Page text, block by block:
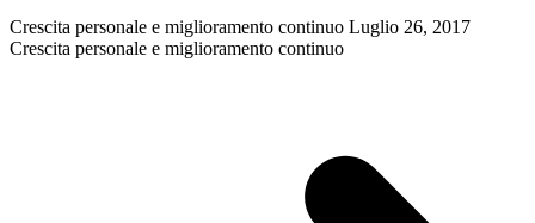
Sapri
Crescita personale e miglioramento continuo Luglio 26, 2017
Crescita personale e miglioramento continuo